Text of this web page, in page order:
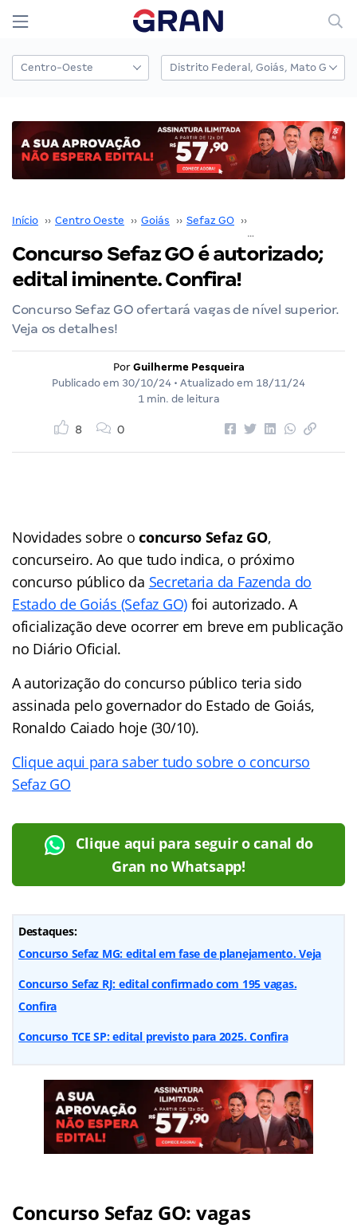
Início ›› Centro Oeste ›› Goiás ›› Sefaz GO ››
Concurso Sefaz GO é autorizado;
edital iminente. Confira!
Concurso Sefaz GO ofertará vagas de nível superior.
Veja os detalhes!
Por Guilherme Pesqueira
Publicado em 30/10/24 • Atualizado em 18/11/24
1 min. de leitura
8 0
Novidades sobre oconcurso Sefaz GO,
concurseiro. Ao que tudo indica, o próximo
concurso público da Secretaria da Fazenda do
Estado de Goiás (Sefaz GO)foi autorizado. A
oficialização deve ocorrer em breve em publicação
no Diário Oficial.
A autorização do concurso público teria sido
assinada pelo governador do Estado de Goiás,
Ronaldo Caiado hoje (30/10).
Clique aqui para saber tudo sobre o concurso
Sefaz GO
Clique aqui para seguir o canal do
Gran no Whatsapp!
Destaques:
Concurso Sefaz MG: edital em fase de planejamento. Veja
Concurso Sefaz RJ: edital confirmado com 195 vagas.
Confira
Concurso TCE SP: edital previsto para 2025. Confira
Concurso Sefaz GO: vagas